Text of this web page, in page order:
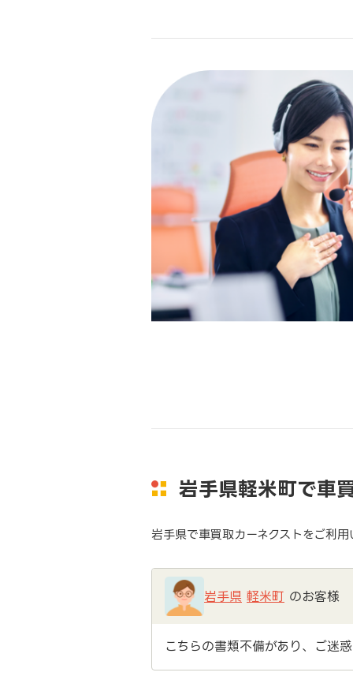
岩手県軽米町で車
岩手県で車買取カーネクストをご利
岩手県 軽米町 のお客様
こちらの書類不備があり、ご迷